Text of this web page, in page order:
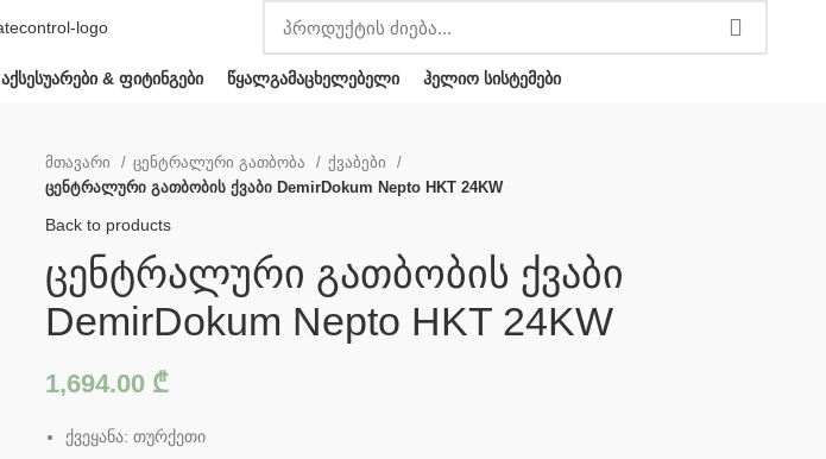
ᲐᲥᲡᲔᲡᲣᲐᲠᲔᲑᲘ & ᲤᲘᲢᲘᲜᲒᲔᲑᲘ ᲬᲧᲐᲚᲒᲐᲛᲐᲪᲮᲔᲚᲔᲑᲔᲚᲘ ᲰᲔᲚᲘᲝ ᲡᲘᲡᲢᲔᲛᲔᲑᲘ
მთავარი ცენტრალური გათბობა
ქვაბები
ცენტრალური გათბობის ქვაბი DemirDokum Nepto HKT 24KW
Back to products
ცენტრალური გათბობის ქვაბი
DemirDokum Nepto HKT 24KW
1,694.00 ₾
ქვეყანა: თურქეთი